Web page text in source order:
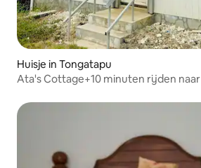
Huisje in Tongatapu
Ata's Cottage+10 minuten rijden